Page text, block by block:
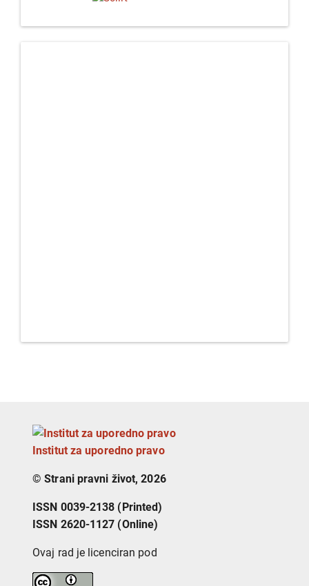
Institut za uporedno pravo
© Strani pravni život, 2026
ISSN 0039-2138 (Printed)
ISSN 2620-1127 (Online)
Ovaj rad je licenciran pod